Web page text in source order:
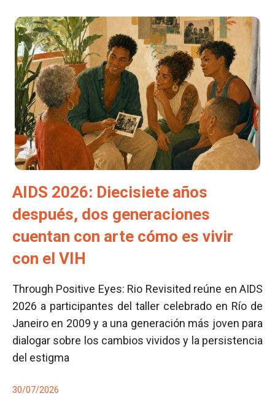
AIDS 2026: Diecisiete años
después, dos generaciones
cuentan con arte cómo es vivir
con el VIH
Through Positive Eyes: Rio Revisited reúne en AIDS
2026 a participantes del taller celebrado en Río de
Janeiro en 2009 y a una generación más joven para
dialogar sobre los cambios vividos y la persistencia
del estigma
30/07/2026